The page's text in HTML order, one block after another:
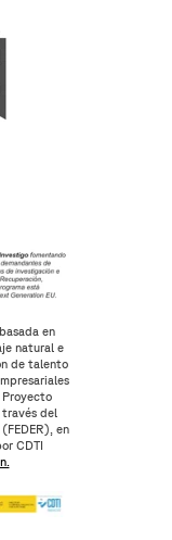
en
natural e
de talento
través del
en
CDTI